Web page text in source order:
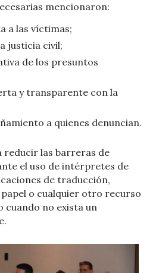
mencionaron:
a las víctimas;
justicia civil;
de los presuntos
y transparente con la
a quienes denuncian.
reducir las barreras de
el uso de intérpretes de
de traducción,
o cualquier otro recurso
cuando no exista un